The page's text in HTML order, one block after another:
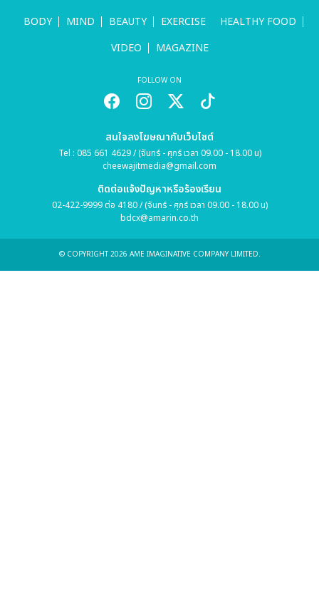
BODY MIND BEAUTY EXERCISE
HEALTHY FOOD
VIDEO
MAGAZINE
FOLLOW ON
สนใจลงโฆษณากับเว็บไซต์
Tel : 085 661 4629 / (จันทร์ - ศุกร์ เวลา 09.00 - 18.00 น)
cheewajitmedia@gmail.com
ติดต่อแจ้งปัญหาหรือร้องเรียน
02-422-9999 ต่อ 4180 / (จันทร์ - ศุกร์ เวลา 09.00 - 18.00 น)
bdcx@amarin.co.th
© COPYRIGHT 2026 AME IMAGINATIVE COMPANY LIMITED.